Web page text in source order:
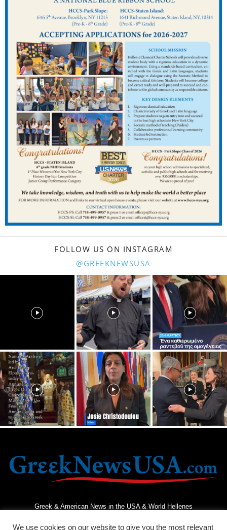
FOLLOW US ON INSTAGRAM
@GREEKNEWSUSA
Greek & American News in the USA & World Hellenes
We use cookies on our website to give you the most relevant